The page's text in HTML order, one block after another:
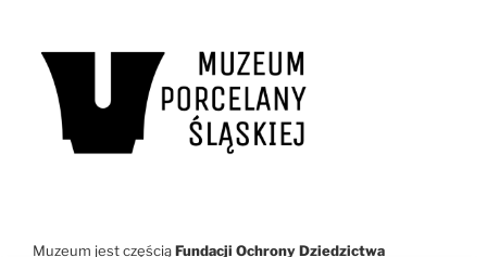
Muzeum jest częściąFundacji Ochrony Dziedzictwa